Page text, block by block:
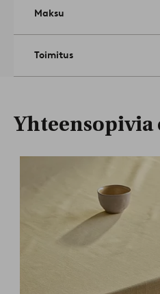
Maksu
Toimitus
Yhteensopivia